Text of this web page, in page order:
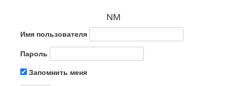
NM
Имя пользователя
Пароль
Запомнить меня